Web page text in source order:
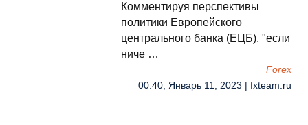
Комментируя перспективы
политики Европейского
центрального банка (ЕЦБ), "если
ниче …
Forex
00:40, Январь 11, 2023 | fxteam.ru